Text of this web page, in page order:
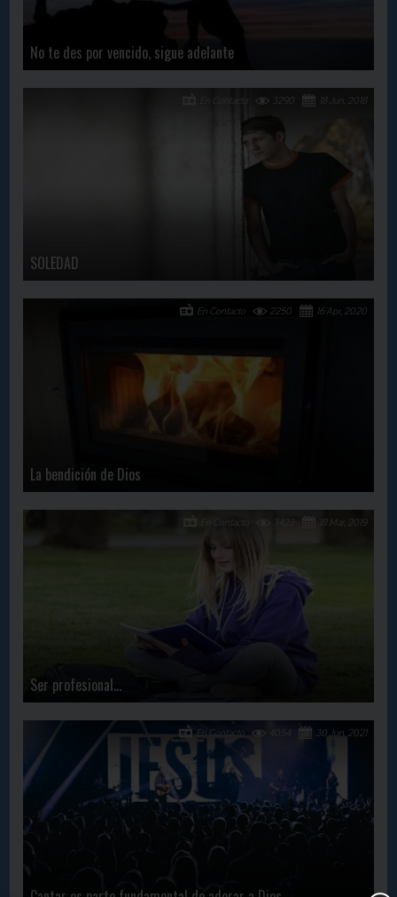
No te des por vencido, sigue adelante
SOLEDAD
18 Jun, 2018
3290
En Contacto
La bendición de Dios
16 Apr, 2020
2250
En Contacto
Ser profesional…
18 Mar, 2019
3423
En Contacto
30 Jun, 2021
En Contacto